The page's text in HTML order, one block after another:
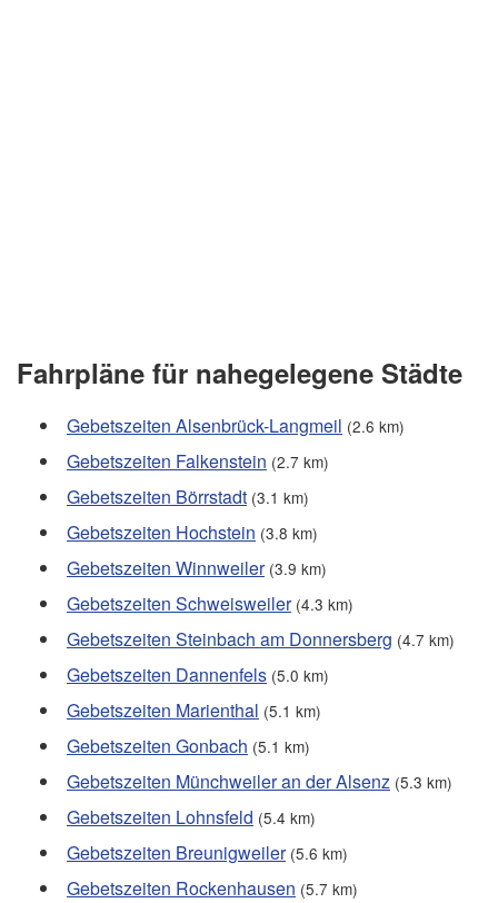
Fahrpläne für nahegelegene Städte
Gebetszeiten Alsenbrück-Langmeil (2.6 km)
Gebetszeiten Falkenstein (2.7 km)
Gebetszeiten Börrstadt (3.1 km)
Gebetszeiten Hochstein (3.8 km)
Gebetszeiten Winnweiler (3.9 km)
Gebetszeiten Schweisweiler (4.3 km)
Gebetszeiten Steinbach am Donnersberg (4.7 km)
Gebetszeiten Dannenfels (5.0 km)
Gebetszeiten Marienthal (5.1 km)
Gebetszeiten Gonbach (5.1 km)
Gebetszeiten Münchweiler an der Alsenz (5.3 km)
Gebetszeiten Lohnsfeld (5.4 km)
Gebetszeiten Breunigweiler (5.6 km)
Gebetszeiten Rockenhausen (5.7 km)